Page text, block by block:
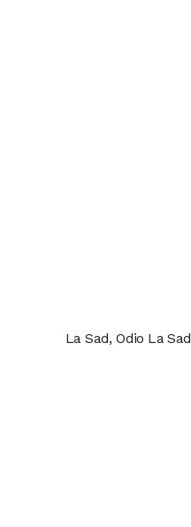
La Sad, Odio La Sad